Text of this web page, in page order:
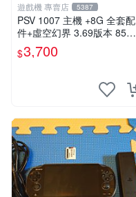
遊戲機 專賣店 5387
PSV 1007 主機 +8G 全套配
件+虛空幻界 3.69版本 85成
新 PS Vita1007 一年保修
$3,700